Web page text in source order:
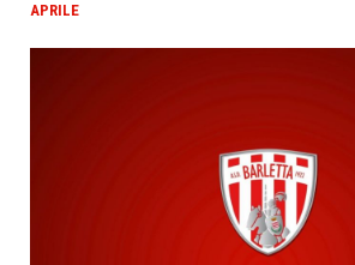
APRILE